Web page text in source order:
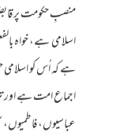
منصبِ حکومت پر
اسلامی ہے، خواہ
ہے کہ اُس کو
اجماع امت ہے اور
عباسیوں، فاطمیوں،